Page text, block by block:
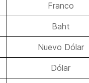
Franco
Baht
Nuevo Dólar
Dólar